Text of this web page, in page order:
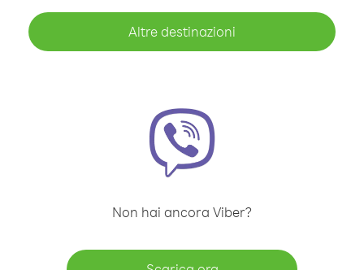
Altre destinazioni
Non hai ancora Viber?